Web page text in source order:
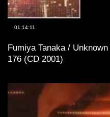
01:14:11
Fumiya Tanaka /
176 (CD 2001)